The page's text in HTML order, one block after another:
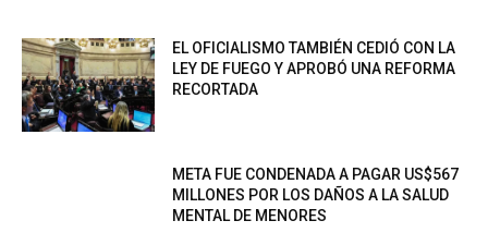
EL OFICIALISMO TAMBIÉN CEDIÓ CON LA
LEY DE FUEGO Y APROBÓ UNA REFORMA
RECORTADA
META FUE CONDENADA A PAGAR US$567
MILLONES POR LOS DAÑOS A LA SALUD
MENTAL DE MENORES